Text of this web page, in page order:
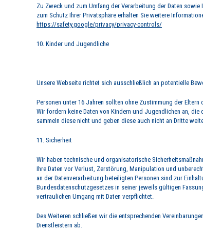
Zu Zweck und zum Umfang der Verarbeitung der Daten
zum Schutz Ihrer Privatsphäre erhalten Sie weitere
https://safety.google/privacy/privacy-controls/
10. Kinder und Jugendliche
Unsere Webseite richtet sich ausschließlich an potentielle
Personen unter 16 Jahren sollten ohne Zustimmung der
Wir fordern keine Daten von Kindern und Jugendlichen an,
sammeln diese nicht und geben diese auch nicht an Dritte
11. Sicherheit
Wir haben technische und organisatorische
Ihre Daten vor Verlust, Zerstörung, Manipulation und
an der Datenverarbeitung beteiligten Personen sind zur
Bundesdatenschutzgesetzes in seiner jeweils gültigen
vertraulichen Umgang mit Daten verpflichtet.
Des Weiteren schließen wir die entsprechenden
Dienstleistern ab.